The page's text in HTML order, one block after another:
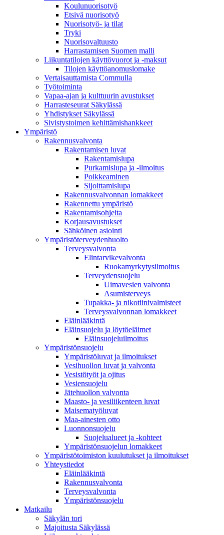
Koulunuorisotyö
Etsivä nuorisotyö
Nuorisotyö- ja tilat
Tryki
Nuorisovaltuusto
Harrastamisen Suomen malli
Liikuntatilojen käyttövuorot ja -maksut
Tilojen käyttöanomuslomake
Vertaisauttamista Commulla
Työtoiminta
Vapaa-ajan ja kulttuurin avustukset
Harrasteseurat Säkylässä
Yhdistykset Säkylässä
Sivistystoimen kehittämishankkeet
Ympä­ristö
Rakennusvalvonta
Rakentamisen luvat
Rakentamislupa
Purkamislupa ja -ilmoitus
Poikkeaminen
Sijoittamislupa
Rakennusvalvonnan lomakkeet
Rakennettu ympäristö
Rakentamisohjeita
Korjausavustukset
Sähköinen asiointi
Ympäristöterveydenhuolto
Terveysvalvonta
Elintarvikevalvonta
Ruokamyrkytysilmoitus
Terveydensuojelu
Uimavesien valvonta
Asumisterveys
Tupakka- ja nikotiinivalmisteet
Terveysvalvonnan lomakkeet
Eläinlääkintä
Eläinsuojelu ja löytöeläimet
Eläinsuojeluilmoitus
Ympäristönsuojelu
Ympäristöluvat ja ilmoitukset
Vesihuollon luvat ja valvonta
Vesistötyöt ja ojitus
Vesiensuojelu
Jätehuollon valvonta
Maasto- ja vesiliikenteen luvat
Maisematyöluvat
Maa-ainesten otto
Luonnonsuojelu
Suojelualueet ja -kohteet
Ympäristönsuojelun lomakkeet
Ympäristötoimiston kuulutukset ja ilmoitukset
Yhteystiedot
Eläinlääkintä
Rakennusvalvonta
Terveysvalvonta
Ympäristönsuojelu
Mat­kailu
Säkylän tori
Majoitusta Säkylässä